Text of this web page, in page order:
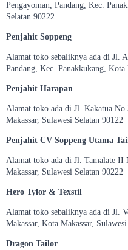
Pengayoman, Pandang, Kec.
Selatan 90222
Penjahit Soppeng
Alamat toko sebaliknya ada di Jl.
Pandang, Kec. Panakkukang, Kota
Penjahit Harapan
Alamat toko ada di Jl. Kakatua
Makassar, Sulawesi Selatan 90122
Penjahit CV Soppeng Utama
Alamat toko ada di Jl. Tamalate II
Makassar, Sulawesi Selatan 90222
Hero Tylor & Texstil
Alamat toko sebaliknya ada di Jl.
Makassar, Kota Makassar,
Dragon Tailor